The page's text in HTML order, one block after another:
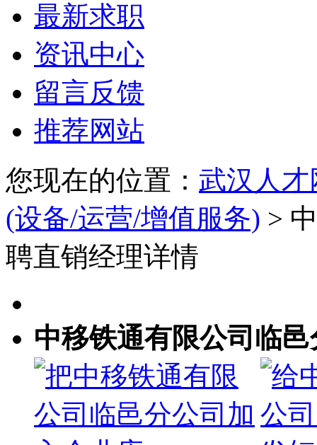
最新求职
资讯中心
留言反馈
推荐网站
您现在的位置： 武汉人才
(设备/运营/增值服务) >
聘直销经理详情
中移铁通有限公司临